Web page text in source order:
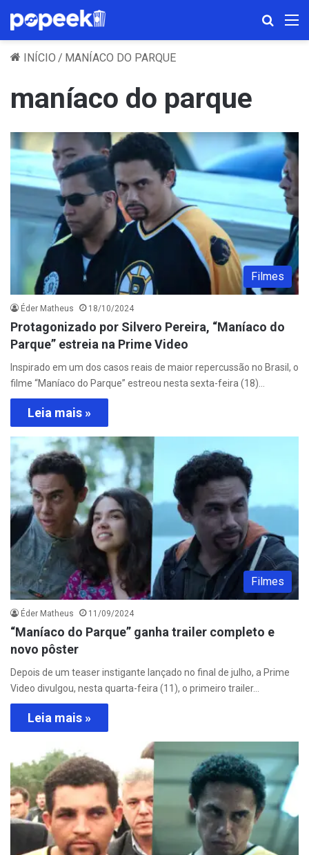
INÍCIO / MANÍACO DO PARQUE
maníaco do parque
Filmes
Éder Matheus 18/10/2024
Protagonizado por Silvero Pereira, “Maníaco do
Parque” estreia na Prime Video
Inspirado em um dos casos reais de maior repercussão no Brasil, o
filme “Maníaco do Parque” estreou nesta sexta-feira (18)…
Leia mais »
Filmes
Éder Matheus 11/09/2024
“Maníaco do Parque” ganha trailer completo e
novo pôster
Depois de um teaser instigante lançado no final de julho, a Prime
Video divulgou, nesta quarta-feira (11), o primeiro trailer…
Leia mais »